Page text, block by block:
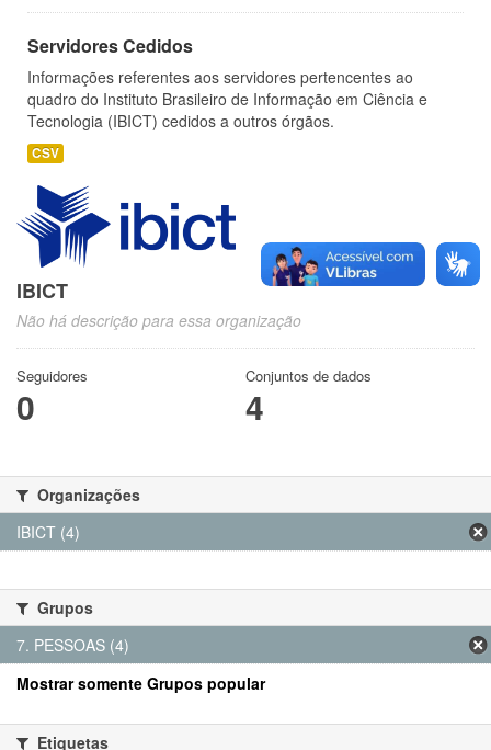
Servidores Cedidos
Informações referentes aos servidores pertencentes ao
quadro do Instituto Brasileiro de Informação em Ciência e
Tecnologia (IBICT) cedidos a outros órgãos.
CSV
IBICT
Não há descrição para essa organização
Seguidores
0
Conjuntos de dados
4
Organizações
IBICT (4)
Grupos
7. PESSOAS (4)
Mostrar somente Grupos popular
Etiquetas